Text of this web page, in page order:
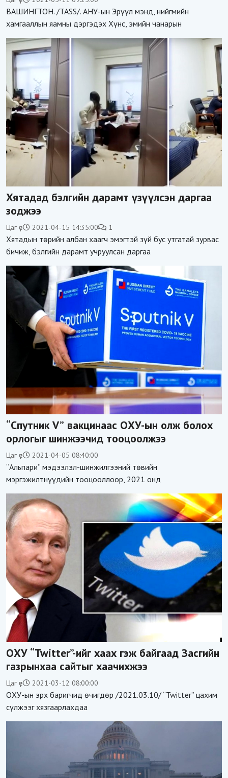
ВАШИНГТОН. /TASS/. АНУ-ын Эрүүл мэнд, нийгмийн
хамгааллын яамны дэргэдэх Хүнс, эмийн чанарын
Хятадад бэлгийн дарамт үзүүлсэн даргаа
зоджээ
Цаг үе 2021-04-15 14:35:00 1
Хятадын төрийн албан хаагч эмэгтэй зүй бус утгатай зурвас
бичиж, бэлгийн дарамт учруулсан даргаа
“Спутник V” вакцинаас ОХУ-ын олж болох
орлогыг шинжээчид тооцоолжээ
Цаг үе 2021-04-05 08:40:00
“Альпари” мэдээлэл-шинжил­гээний төвийн
мэргэжилтнүүдийн тооцооллоор, 2021 онд
ОХУ “Twitter”-ийг хаах гэж байгаад Засгийн
газрынхаа сайтыг хаачихжээ
Цаг үе 2021-03-12 08:00:00
ОХУ-ын эрх баригчид өчигдөр /2021.03.10/ “Twitter” цахим
сүлжээг хязгаарлахдаа